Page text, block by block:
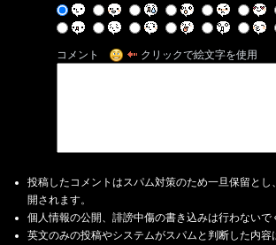
コメント クリックで絵文字を使用
投稿したコメントはスパム対策のため一旦保留とし
開されます。
個人情報の公開、誹謗中傷の書き込みは行わないで
英文のみの投稿やシステムがスパムと判断した内容